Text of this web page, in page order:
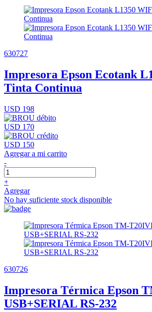
630727
Impresora Epson Ecotank
Tinta Continua
USD 198
USD 170
USD 150
Agregar a mi carrito
-
+
Agregar
No hay suficiente stock disponible
630726
Impresora Térmica Epson
USB+SERIAL RS-232